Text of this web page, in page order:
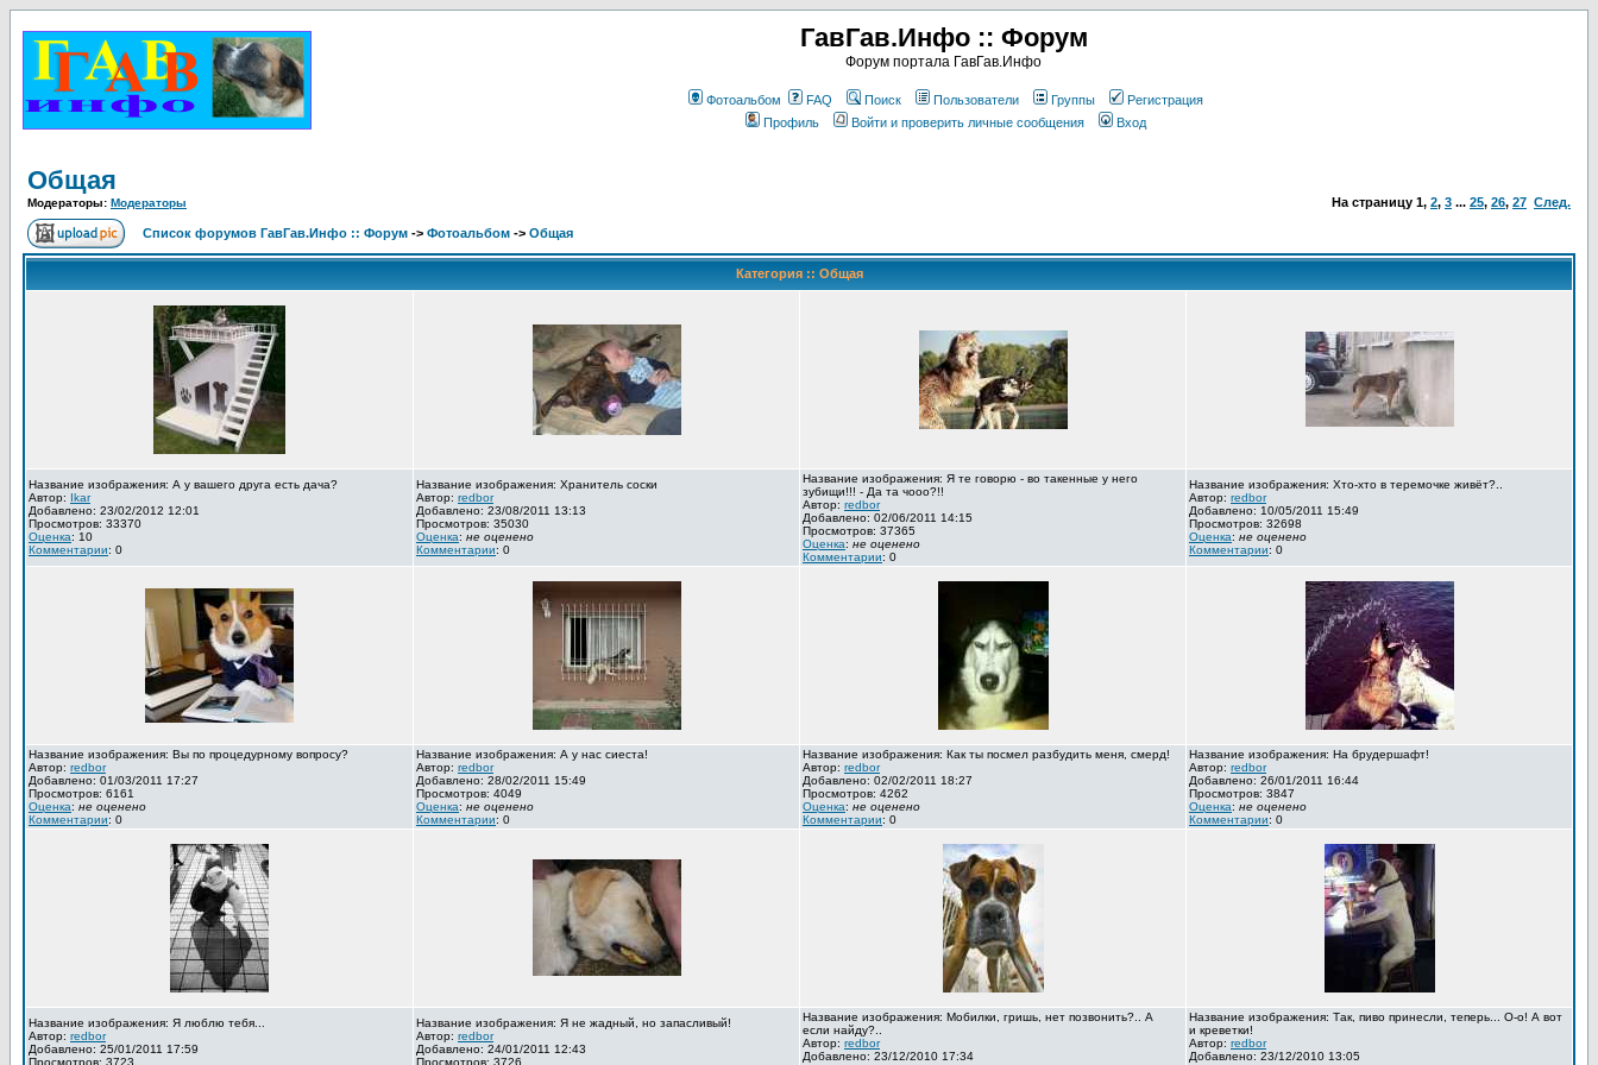
ГавГав.Инфо :: Форум
Форум портала ГавГав.Инфо
Фотоальбом FAQ Поиск Пользователи Группы
Регистрация
Профиль
Войти и проверить личные сообщения Вход
Общая
Модераторы: Модераторы На страницу 1, 2, 3 ... 25, 26, 27 След.
Список форумов ГавГав.Инфо :: Форум -> Фотоальбом -> Общая
Категория :: Общая
Название изображения: А у вашего друга есть дача?
Автор: Ikar
Добавлено: 23/02/2012 12:01
Просмотров: 33370
Оценка: 10
Комментарии: 0
Название изображения: Хранитель соски
Автор: redbor
Добавлено: 23/08/2011 13:13
Просмотров: 35030
Оценка: не оценено
Комментарии: 0
Название изображения: Я те говорю - во такенные у него
зубищи!!! - Да та чооо?!!
Автор: redbor
Добавлено: 02/06/2011 14:15
Просмотров: 37365
Оценка: не оценено
Комментарии: 0
Название изображения: Хто-хто в теремочке живёт?..
Автор: redbor
Добавлено: 10/05/2011 15:49
Просмотров: 32698
Оценка: не оценено
Комментарии: 0
Название изображения: Вы по процедурному вопросу?
Автор: redbor
Добавлено: 01/03/2011 17:27
Просмотров: 6161
Оценка: не оценено
Комментарии: 0
Название изображения: А у нас сиеста!
Автор: redbor
Добавлено: 28/02/2011 15:49
Просмотров: 4049
Оценка: не оценено
Комментарии: 0
Название изображения: Как ты посмел разбудить меня, смерд!
Автор: redbor
Добавлено: 02/02/2011 18:27
Просмотров: 4262
Оценка: не оценено
Комментарии: 0
Название изображения: На брудершафт!
Автор: redbor
Добавлено: 26/01/2011 16:44
Просмотров: 3847
Оценка: не оценено
Комментарии: 0
Название изображения: Я люблю тебя...
Автор: redbor
Добавлено: 25/01/2011 17:59
Просмотров: 3723
Название изображения: Я не жадный, но запасливый!
Автор: redbor
Добавлено: 24/01/2011 12:43
Просмотров: 3726
Название изображения: Мобилки, гришь, нет позвонить?.. А
если найду?..
Автор: redbor
Добавлено: 23/12/2010 17:34
Название изображения: Так, пиво принесли, теперь... О-о! А вот
и креветки!
Автор: redbor
Добавлено: 23/12/2010 13:05